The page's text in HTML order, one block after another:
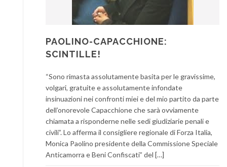
PAOLINO-CAPACCHIONE:
SCINTILLE!
“Sono rimasta assolutamente basita per le gravissime,
volgari, gratuite e assolutamente infondate
insinuazioni nei confronti miei e del mio partito da parte
dell’onorevole Capacchione che sarà ovviamente
chiamata a risponderne nelle sedi giudiziarie penali e
civili”. Lo afferma il consigliere regionale di Forza Italia,
Monica Paolino presidente della Commissione Speciale
Anticamorra e Beni Confiscati” del […]